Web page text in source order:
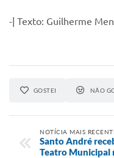
-| Texto: Guilherme
GOSTEI NÃO
NOTÍCIA MAIS
Santo André
Teatro Municipal